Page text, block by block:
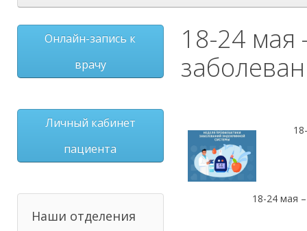
18-24 мая
18-24 мая
Онлайн-запись к
врачу
Личный кабинет
пациента
Наши отделения